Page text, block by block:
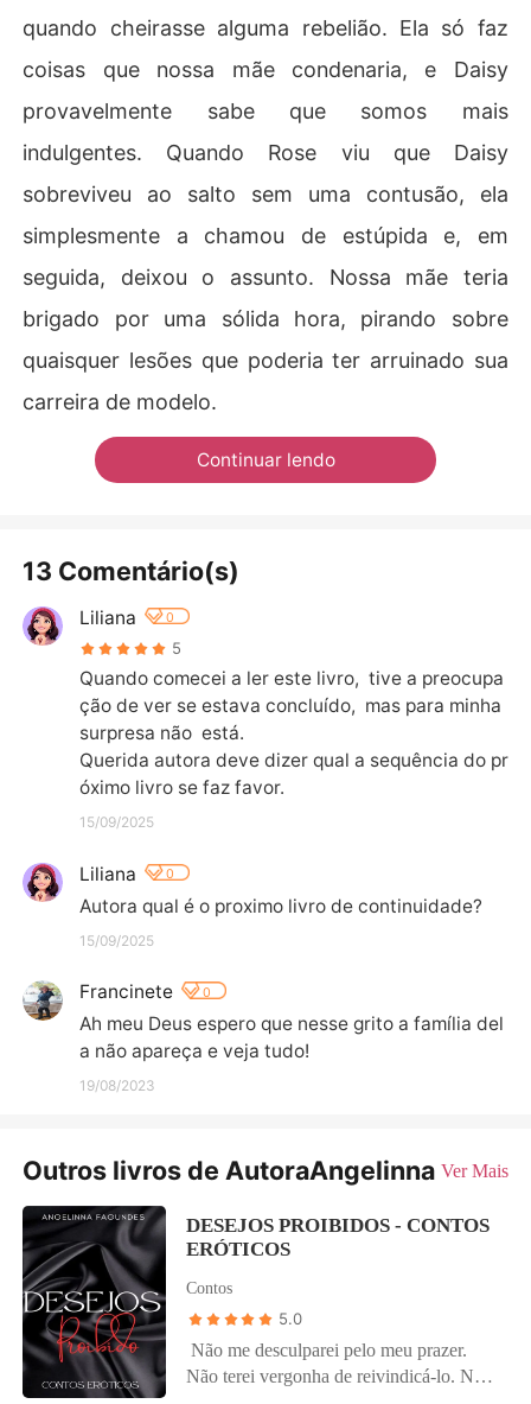
quando cheirasse alguma rebelião. Ela só faz
coisas que nossa mãe condenaria, e Daisy
provavelmente sabe que somos mais
indulgentes. Quando Rose viu que Daisy
sobreviveu ao salto sem uma contusão, ela
simplesmente a chamou de estúpida e, em
seguida, deixou o assunto. Nossa mãe teria
brigado por uma sólida hora, pirando sobre
quaisquer lesões que poderia ter arruinado sua
carreira de modelo.
Continuar lendo
13 Comentário(s)
Liliana 0
5
Quando comecei a ler este livro,  tive a preocupa
ção de ver se estava concluído,  mas para minha
surpresa não  está.
Querida autora deve dizer qual a sequência do pr
óximo livro se faz favor.
15/09/2025
Liliana 0
Autora qual é o proximo livro de continuidade?
15/09/2025
Francinete 0
Ah meu Deus espero que nesse grito a família del
a não apareça e veja tudo!
19/08/2023
Outros livros de AutoraAngelinna Ver Mais
DESEJOS PROIBIDOS - CONTOS
ERÓTICOS
Contos
5.0
Não me desculparei pelo meu prazer.
Não terei vergonha de reivindicá-lo. Não